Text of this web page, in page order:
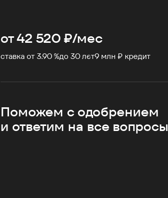
от42 520₽/мес
ставка от 3.90 %до30 лет9 млн ₽ кредит
Поможем с одобрением
и ответим на все вопросы